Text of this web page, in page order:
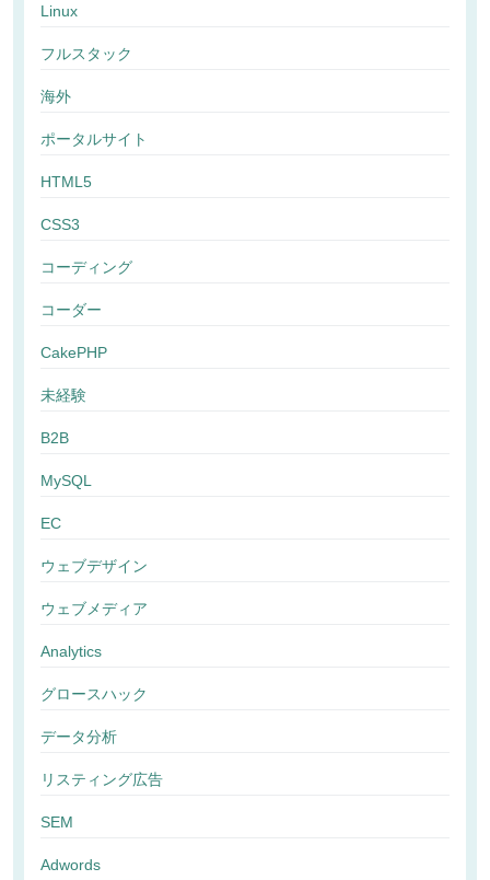
Linux
フルスタック
海外
ポータルサイト
HTML5
CSS3
コーディング
コーダー
CakePHP
未経験
B2B
MySQL
EC
ウェブデザイン
ウェブメディア
Analytics
グロースハック
データ分析
リスティング広告
SEM
Adwords